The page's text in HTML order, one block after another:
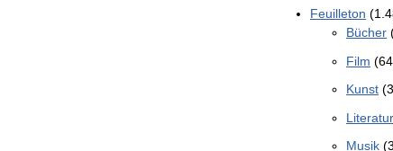
Feuilleton
Bücher
Film
Kunst
Literatur
Musik